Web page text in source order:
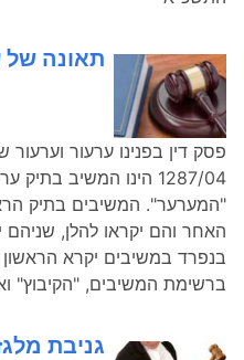
תאונה של
פסק דין בפנינו ערעור
"המערער". המשיבים בתיק
האחר והם יקראו להלן, שניהם
בנפרד במשיבים יקרא
ברשימת המשיבים, "הקיבוץ"
גניבת